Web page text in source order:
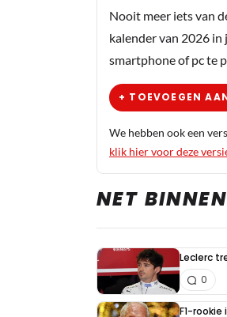
Nooit meer iets van
kalender van 2026 in
smartphone of pc te
+ TOEVOEGEN
We hebben ook een
klik hier voor deze
NET BINNEN
Leclerc
0
F1-